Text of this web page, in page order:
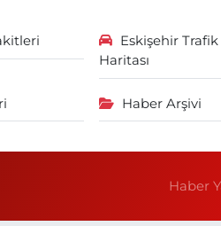
Eskişehir
Haritası
Haber Arşivi
Haber